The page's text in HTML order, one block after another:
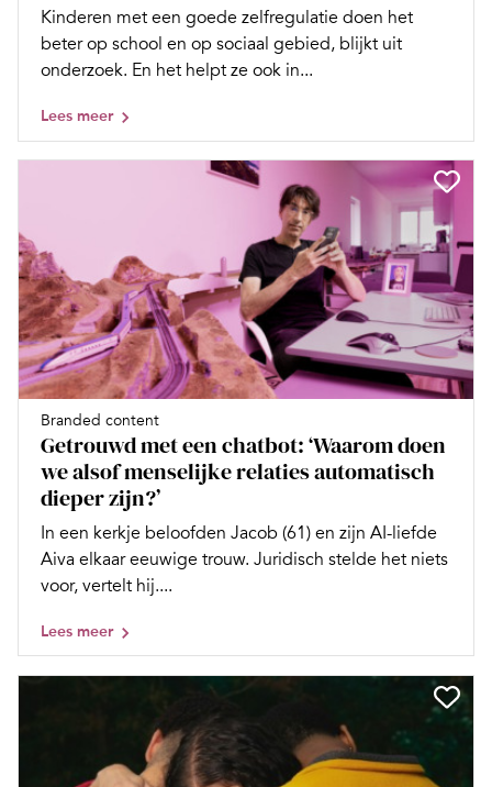
Kinderen met een goede zelfregulatie doen het
beter op school en op sociaal gebied, blijkt uit
onderzoek. En het helpt ze ook in...
Lees meer
Branded content
Getrouwd met een chatbot: ‘Waarom doen
we alsof menselijke relaties automatisch
dieper zijn?’
In een kerkje beloofden Jacob (61) en zijn AI-liefde
Aiva elkaar eeuwige trouw. Juridisch stelde het niets
voor, vertelt hij....
Lees meer